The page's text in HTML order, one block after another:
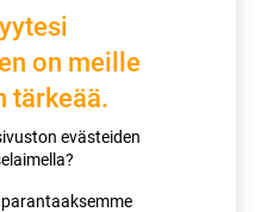
on meille
tärkeää.
evästeiden